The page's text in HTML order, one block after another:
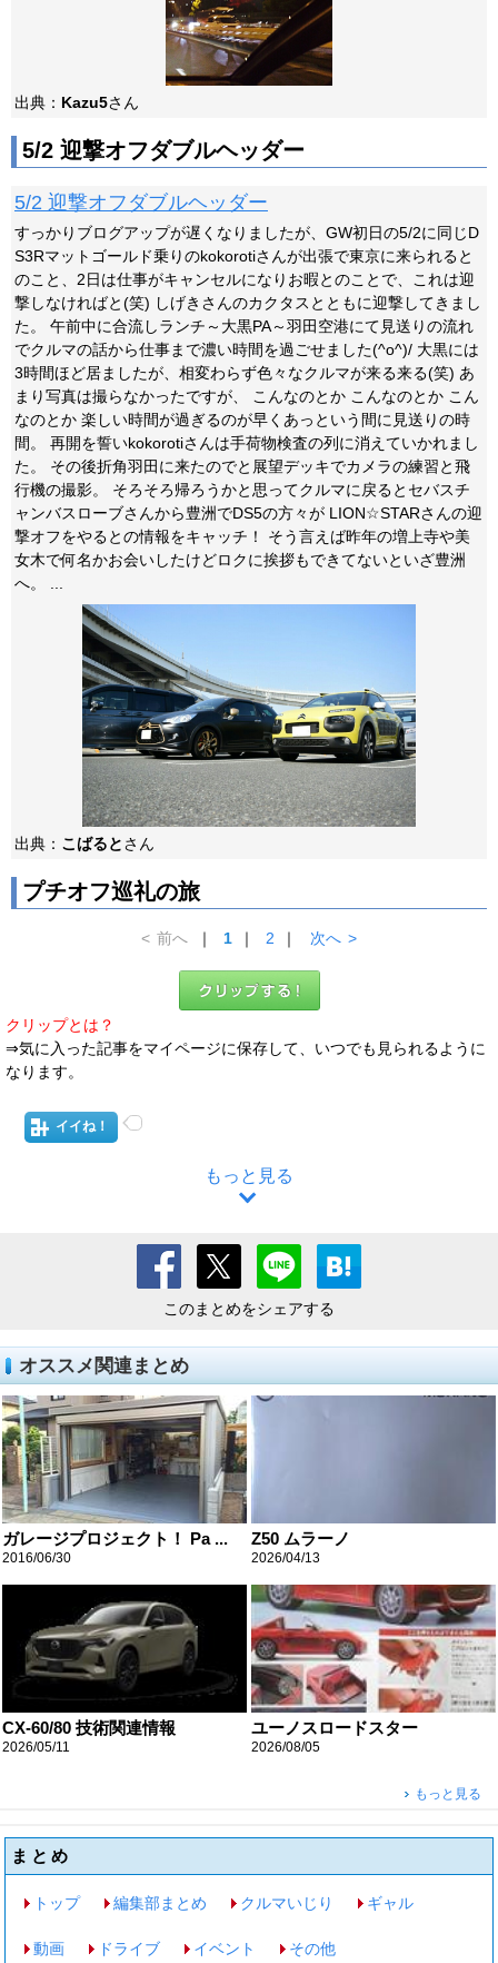
出典： Kazu5さん
5/2 迎撃オフダブルヘッダー
5/2 迎撃オフダブルヘッダー
すっかりブログアップが遅くなりましたが、GW初日の5/2に同じD
S3Rマットゴールド乗りのkokorotiさんが出張で東京に来られると
のこと、2日は仕事がキャンセルになりお暇とのことで、これは迎
撃しなければと(笑) しげきさんのカクタスとともに迎撃してきまし
た。 午前中に合流しランチ～大黒PA～羽田空港にて見送りの流れ
でクルマの話から仕事まで濃い時間を過ごせました(^o^)/ 大黒には
3時間ほど居ましたが、相変わらず色々なクルマが来る来る(笑) あ
まり写真は撮らなかったですが、 こんなのとか こんなのとか こん
なのとか 楽しい時間が過ぎるのが早くあっという間に見送りの時
間。 再開を誓いkokorotiさんは手荷物検査の列に消えていかれまし
た。 その後折角羽田に来たのでと展望デッキでカメラの練習と飛
行機の撮影。 そろそろ帰ろうかと思ってクルマに戻るとセバスチ
ャンバスローブさんから豊洲でDS5の方々が LION☆STARさんの迎
撃オフをやるとの情報をキャッチ！ そう言えば昨年の増上寺や美
女木で何名かお会いしたけどロクに挨拶もできてないといざ豊洲
へ。 ...
出典： こばるとさん
プチオフ巡礼の旅
< 前へ ｜ 1 ｜ 2 ｜ 次へ >
クリップとは？
⇒気に入った記事をマイページに保存して、いつでも見られるように
なります。
イイね！
もっと見る
このまとめをシェアする
オススメ関連まとめ
ガレージプロジェクト！ Pa ...
2016/06/30
Z50 ムラーノ
2026/04/13
CX-60/80 技術関連情報
2026/05/11
ユーノスロードスター
2026/08/05
もっと見る
まとめ
トップ 編集部まとめ クルマいじり ギャル
動画 ドライブ イベント その他